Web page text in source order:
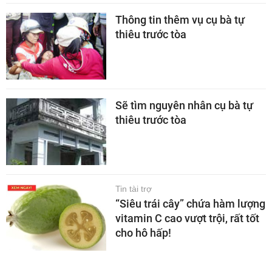
Thông tin thêm vụ cụ bà tự
thiêu trước tòa
Sẽ tìm nguyên nhân cụ bà tự
thiêu trước tòa
Tin tài trợ
“Siêu trái cây” chứa hàm lượng
vitamin C cao vượt trội, rất tốt
cho hô hấp!